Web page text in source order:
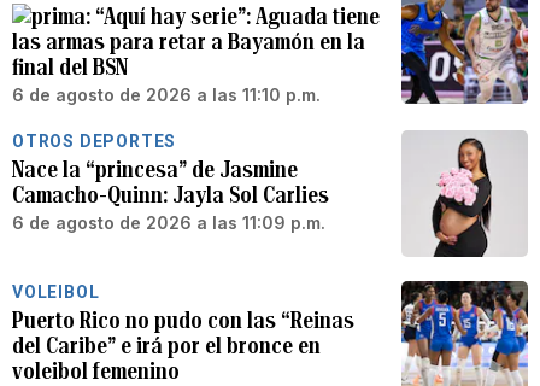
“Aquí hay serie”: Aguada tiene
las armas para retar a Bayamón en la
final del BSN
6 de agosto de 2026 a las 11:10 p.m.
OTROS DEPORTES
Nace la “princesa” de Jasmine
Camacho-Quinn: Jayla Sol Carlies
6 de agosto de 2026 a las 11:09 p.m.
VOLEIBOL
Puerto Rico no pudo con las “Reinas
del Caribe” e irá por el bronce en
voleibol femenino